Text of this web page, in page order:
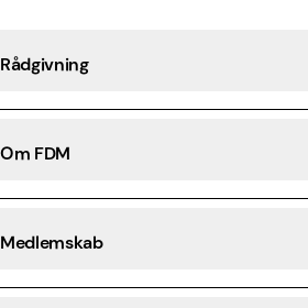
Rådgivning
Om FDM
Medlemskab